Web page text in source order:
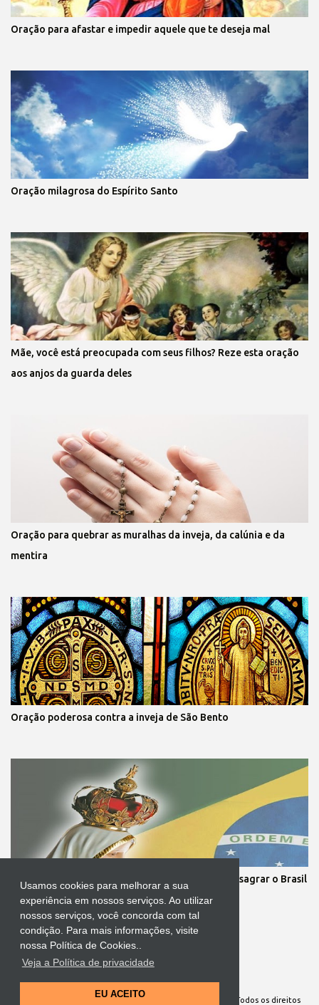
Usamos cookies para melhorar a sua
experiência em nossos serviços. Ao utilizar
nossos serviços, você concorda com tal
condição. Para mais informações, visite
nossa Política de Cookies..
Veja a Política de privacidade
EU ACEITO
Oração para afastar e impedir aquele que te deseja mal
Oração milagrosa do Espírito Santo
Mãe, você está preocupada com seus filhos? Reze esta oração
aos anjos da guarda deles
Oração para quebrar as muralhas da inveja, da calúnia e da
mentira
Oração poderosa contra a inveja de São Bento
Cerimônia com o Presidente da República irá consagrar o Brasil
ao Imaculado Coração de Maria
Tecnologia do Blogger
Site Oficial da Comunidade Nossa Senhora cuida de mim. Todos os direitos